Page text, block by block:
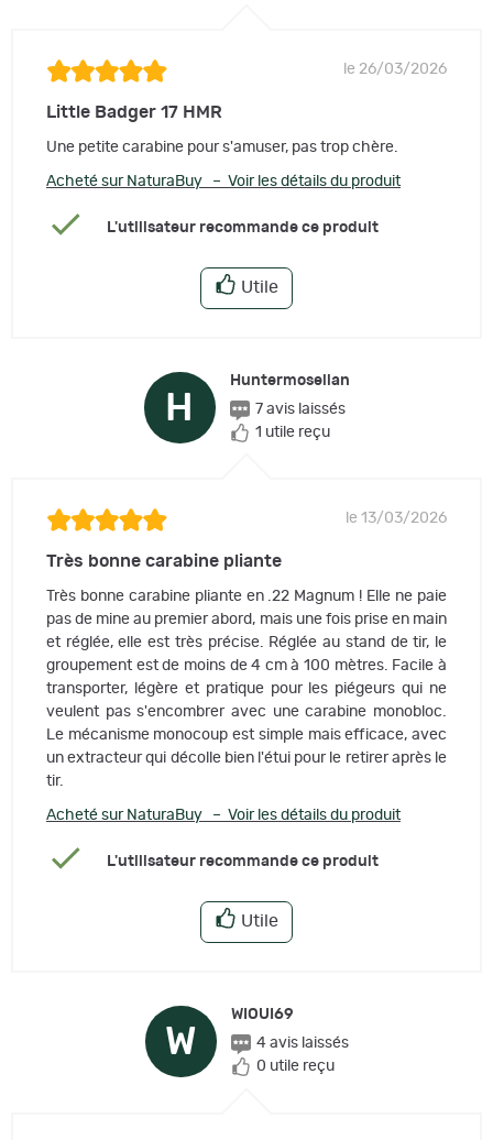
le 26/03/2026
Little Badger 17 HMR
Une petite carabine pour s'amuser, pas trop chère.
Acheté sur NaturaBuy – Voir les détails du produit
L'utilisateur recommande ce produit
Utile
H
Huntermosellan
7 avis laissés
1 utile reçu
le 13/03/2026
Très bonne carabine pliante
Très bonne carabine pliante en .22 Magnum ! Elle ne paie
pas de mine au premier abord, mais une fois prise en main
et réglée, elle est très précise. Réglée au stand de tir, le
groupement est de moins de 4 cm à 100 mètres. Facile à
transporter, légère et pratique pour les piégeurs qui ne
veulent pas s'encombrer avec une carabine monobloc.
Le mécanisme monocoup est simple mais efficace, avec
un extracteur qui décolle bien l'étui pour le retirer après le
tir.
Acheté sur NaturaBuy – Voir les détails du produit
L'utilisateur recommande ce produit
Utile
W
WIOUI69
4 avis laissés
0 utile reçu